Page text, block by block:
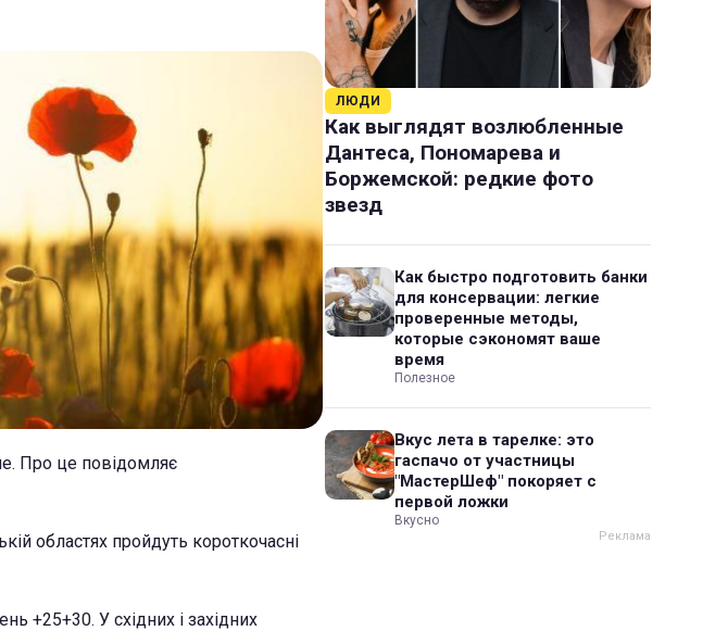
Про це повідомляє
областях пройдуть короткочасні
+25+30. У східних і західних
ЛЮДИ
Как выглядят возлюбленные
Дантеса, Пономарева и
Боржемской: редкие фото
звезд
Как быстро подготовить банки
для консервации: легкие
проверенные методы,
которые сэкономят ваше
время
Полезное
Вкус лета в тарелке: это
гаспачо от участницы
"МастерШеф" покоряет с
первой ложки
Вкусно